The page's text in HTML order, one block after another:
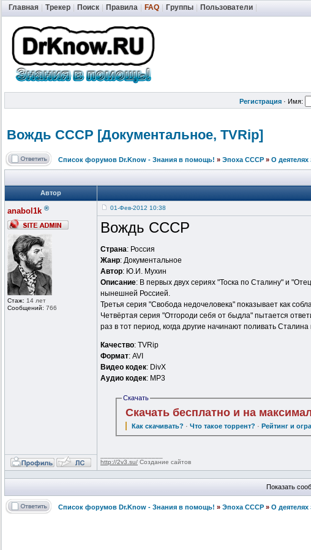
Главная Трекер Поиск Правила FAQ Группы Пользователи
Регистрация · Имя:
Вождь СССР [Документальное, TVRip]
Список форумов Dr.Know - Знания в помощь! » Эпоха СССР » О деятелях
Автор
anabol1k ®
Стаж: 14 лет
Сообщений: 766
01-Фев-2012 10:38
Вождь СССР
Страна: Россия
Жанр: Документальное
Автор: Ю.И. Мухин
Описание: В первых двух сериях "Тоска по Сталину" и
нынешней Россией.
Третья серия "Свобода недочеловека" показывает как
Четвёртая серия "Отгороди себя от быдла" пытается
раз в тот период, когда другие начинают поливать
Качество: TVRip
Формат: AVI
Видео кодек: DivX
Аудио кодек: MP3
Скачать
Скачать бесплатно и на
Как скачивать? ·Что такое торрент? · Рейтинг и
http://2v3.su/ Создание сайтов
Показать
Список форумов Dr.Know - Знания в помощь! » Эпоха СССР » О деятелях